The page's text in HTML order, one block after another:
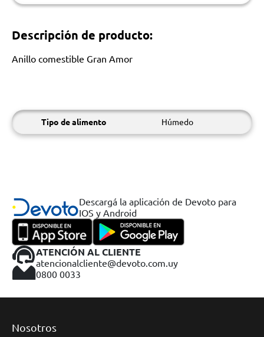
Descripción de producto:
Anillo comestible Gran Amor
Tipo de alimento Húmedo
Descargá la aplicación de Devoto para
IOS y Android
ATENCIÓN AL CLIENTE
atencionalcliente@devoto.com.uy
0800 0033
Nosotros